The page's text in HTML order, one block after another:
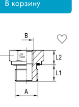
В корзину